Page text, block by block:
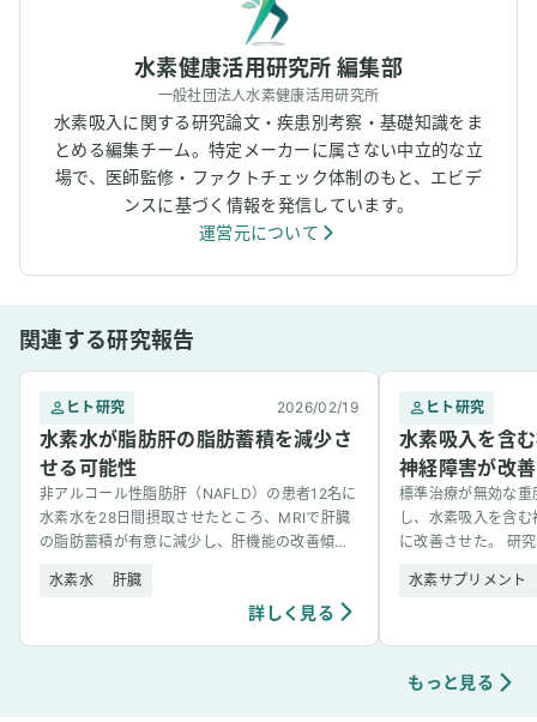
水素健康活用研究所 編集部
一般社団法人水素健康活用研究所
水素吸入に関する研究論文・疾患別考察・基礎知識をま
とめる編集チーム。特定メーカーに属さない中立的な立
場で、医師監修・ファクトチェック体制のもと、エビデ
ンスに基づく情報を発信しています。
運営元について
関連する研究報告
ヒト研究 2026/02/19
水素水が脂肪肝の脂肪蓄積を減少さ
せる可能性
非アルコール性脂肪肝（NAFLD）の患者12名に
水素水を28日間摂取させたところ、MRIで肝臓
の脂肪蓄積が有意に減少し、肝機能の改善傾向
水素水
肝臓
詳しく見る
ヒト研究
水素吸入を含
神経障害が改善
標準治療が無効な
し、水素吸入を含
に改善させた。 研
症であり、痛みを
水素サプリメント
もっと見る